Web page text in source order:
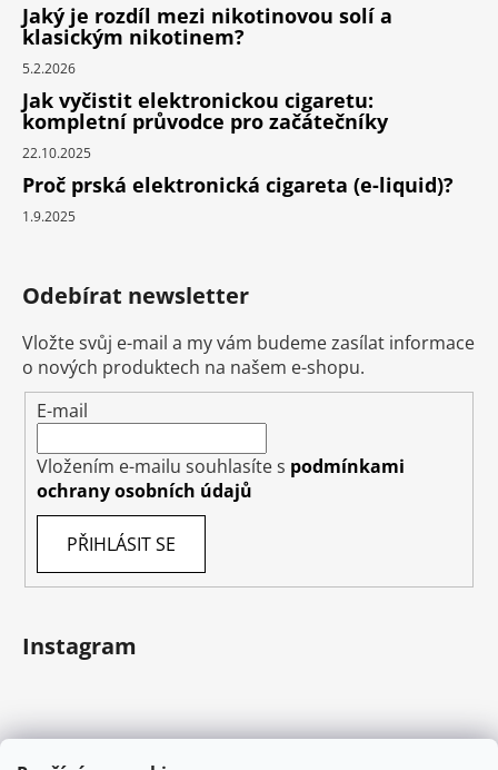
Jaký je rozdíl mezi nikotinovou solí a
klasickým nikotinem?
5.2.2026
Jak vyčistit elektronickou cigaretu:
kompletní průvodce pro začátečníky
22.10.2025
Proč prská elektronická cigareta (e-liquid)?
1.9.2025
Odebírat newsletter
Vložte svůj e-mail a my vám budeme zasílat informace
o nových produktech na našem e-shopu.
E-mail
Vložením e-mailu souhlasíte s podmínkami
ochrany osobních údajů
PŘIHLÁSIT SE
Instagram